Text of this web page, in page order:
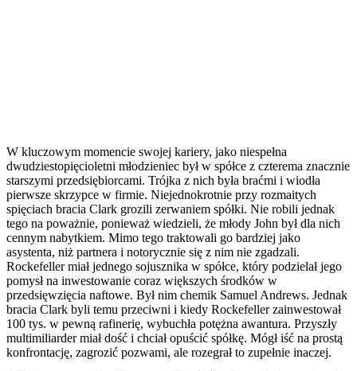
W kluczowym momencie swojej kariery, jako niespełna
dwudziestopięcioletni młodzieniec był w spółce z czterema znacznie
starszymi przedsiębiorcami. Trójka z nich była braćmi i wiodła
pierwsze skrzypce w firmie. Niejednokrotnie przy rozmaitych
spięciach bracia Clark grozili zerwaniem spółki. Nie robili jednak
tego na poważnie, ponieważ wiedzieli, że młody John był dla nich
cennym nabytkiem. Mimo tego traktowali go bardziej jako
asystenta, niż partnera i notorycznie się z nim nie zgadzali.
Rockefeller miał jednego sojusznika w spółce, który podzielał jego
pomysł na inwestowanie coraz większych środków w
przedsięwzięcia naftowe. Był nim chemik Samuel Andrews. Jednak
bracia Clark byli temu przeciwni i kiedy Rockefeller zainwestował
100 tys. w pewną rafinerię, wybuchła potężna awantura. Przyszły
multimiliarder miał dość i chciał opuścić spółkę. Mógł iść na prostą
konfrontację, zagrozić pozwami, ale rozegrał to zupełnie inaczej.